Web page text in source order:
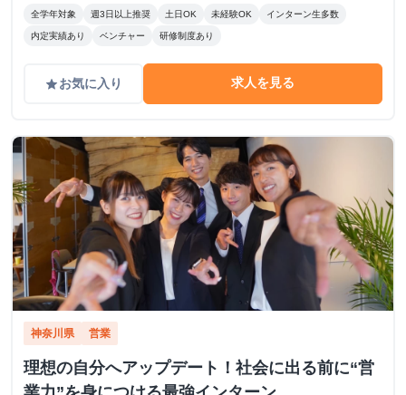
万円 ・営業成績TOPのインターン生の月給例：60万
全学年対象 週3日以上推奨 土日OK 未経験OK インターン生多数
内定実績あり ベンチャー 研修制度あり
gradeお気に入り 求人を見る
神奈川県 営業
理想の自分へアップデート！社会に出る前に“営